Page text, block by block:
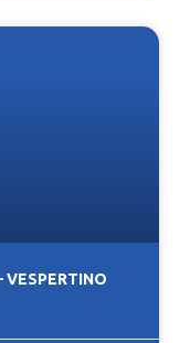
VESPERTINO